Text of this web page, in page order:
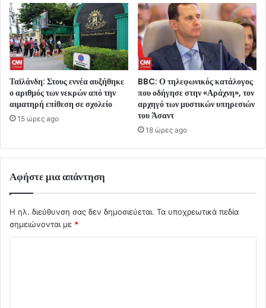
Ταϊλάνδη: Στους εννέα αυξήθηκε
ο αριθμός των νεκρών από την
αιματηρή επίθεση σε σχολείο
15 ώρες ago
BBC: Ο τηλεφωνικός κατάλογος
που οδήγησε στην «Αράχνη», τον
αρχηγό των μυστικών υπηρεσιών
του Άσαντ
18 ώρες ago
Αφήστε μια απάντηση
Η ηλ. διεύθυνση σας δεν δημοσιεύεται. Τα υποχρεωτικά πεδία
σημειώνονται με *